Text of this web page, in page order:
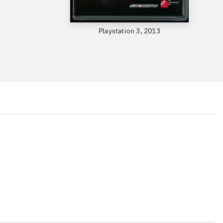
Playstation 3, 2013